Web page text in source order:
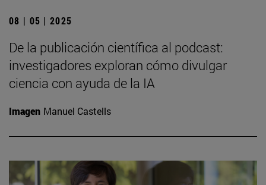
08 | 05 | 2025
De la publicación científica al podcast:
investigadores exploran cómo divulgar
ciencia con ayuda de la IA
Imagen Manuel Castells